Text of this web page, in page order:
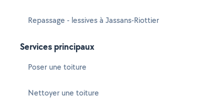
Repassage - lessives à Jassans-Riottier
Services principaux
Poser une toiture
Nettoyer une toiture